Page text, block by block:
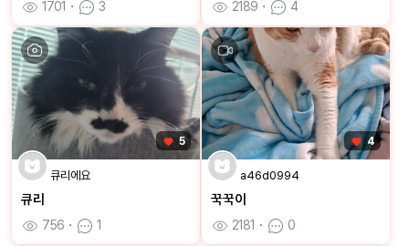
1701 ㆍ 3 2189 ㆍ 4
5
큐리에요
큐리
756 ㆍ 1
4
a46d0994
꾹꾹이
2181 ㆍ 0